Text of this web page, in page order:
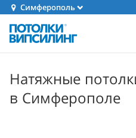
Симферополь
Натяжные
в Симферополе